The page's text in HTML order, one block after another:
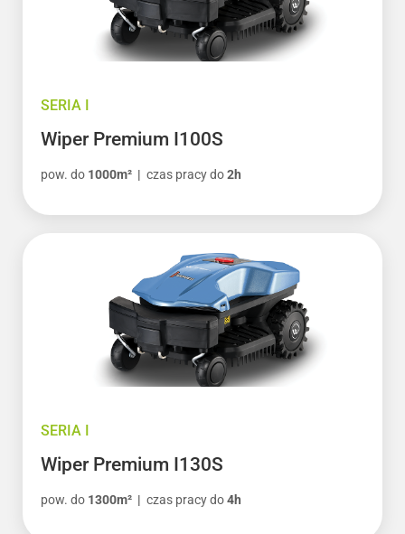
SERIA I
Wiper Premium I100S
pow. do 1000m² | czas pracy do2h
SERIA I
Wiper Premium I130S
pow. do 1300m² | czas pracy do4h